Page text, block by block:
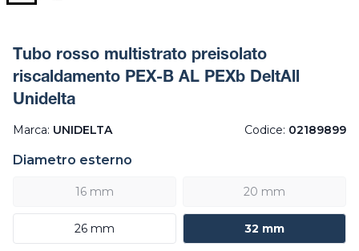
Tubo rosso multistrato preisolato
riscaldamento PEX-B AL PEXb DeltAll
Unidelta
Marca: UNIDELTA Codice: 02189899
Diametro esterno
16 mm 20 mm
26 mm 32 mm